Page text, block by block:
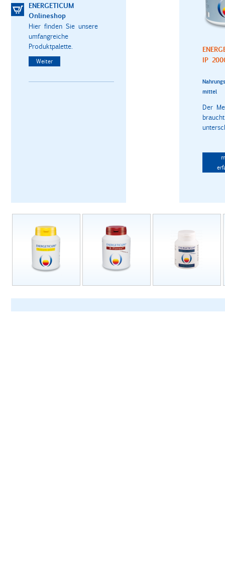
ENERGETICUM
Onlineshop
Hier finden Sie unsere
umfangreiche
Produktpalette.
Weiter
IP
mittel
Der